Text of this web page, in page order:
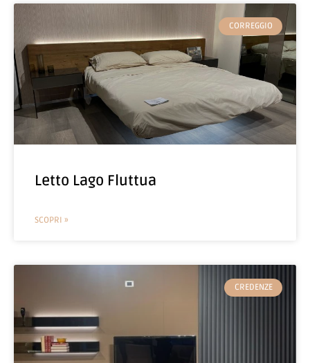
CORREGGIO
Letto Lago Fluttua
SCOPRI »
CREDENZE